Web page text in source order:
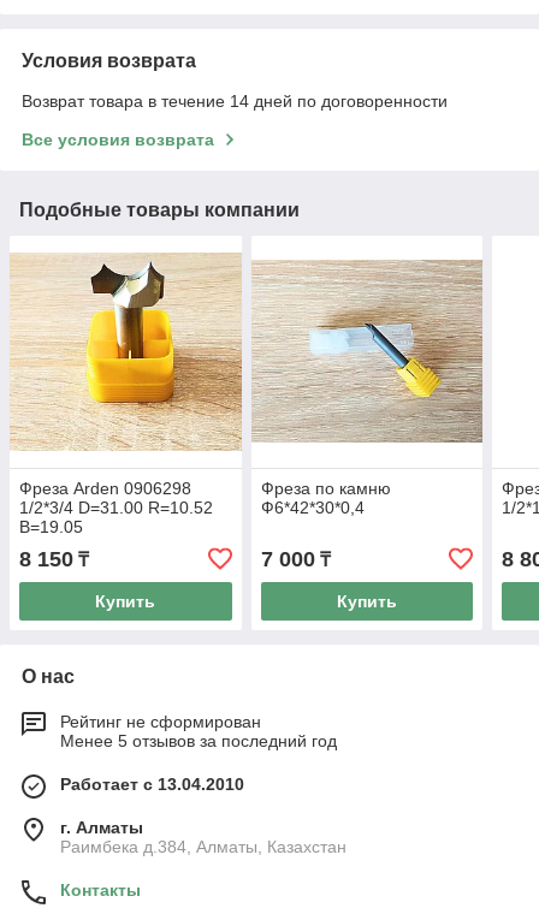
Условия возврата
Возврат товара в течение 14 дней по договоренности
Все условия возврата
Подобные товары компании
Фреза Arden 0906298
1/2*3/4 D=31.00 R=10.52
B=19.05
8 150 ₸
Купить
Фреза по камню
Ф6*42*30*0,4
7 000₸
Купить
1/
8
О нас
Рейтинг не сформирован
Менее 5 отзывов за последний год
Работает с 13.04.2010
г. Алматы
Раимбека д.384, Алматы, Казахстан
Контакты